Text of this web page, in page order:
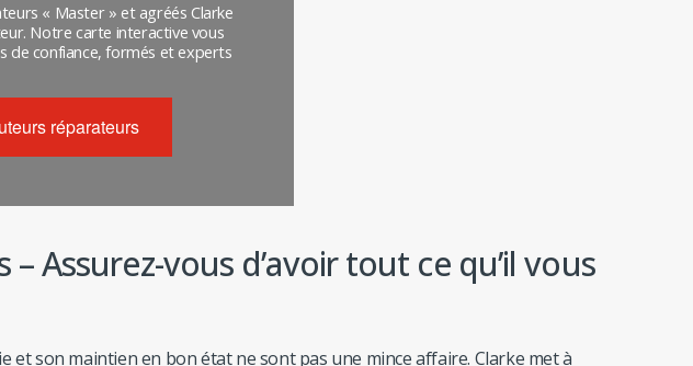
« Master » et agréés Clarke
Notre carte interactive vous
de confiance, formés et experts
réparateurs
Assurez-vous d’avoir tout ce qu’il vous
et son maintien en bon état ne sont pas une mince affaire. Clarke met à